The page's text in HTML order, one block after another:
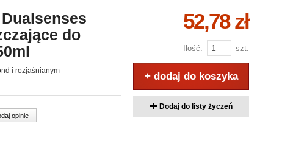
do
i rozjaśnianym
opinie
52,78 zł
Ilość: szt.
+ dodaj do koszyka
Dodaj do listy życzeń